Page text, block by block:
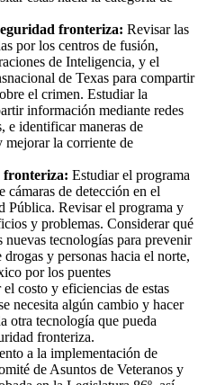
fronteriza: Revisar las
por los centros de fusión,
de Inteligencia, y el
de Texas para compartir
el crimen. Estudiar la
información mediante redes
e identificar maneras de
la corriente de
fronteriza: Estudiar el programa
de detección en el
Pública. Revisar el programa y
y problemas. Considerar qué
tecnologías para prevenir
y personas hacia el norte,
por los puentes
costo y eficiencias de estas
necesita algún cambio y hacer
otra tecnología que pueda
fronteriza.
a la implementación de
de Asuntos de Veteranos y